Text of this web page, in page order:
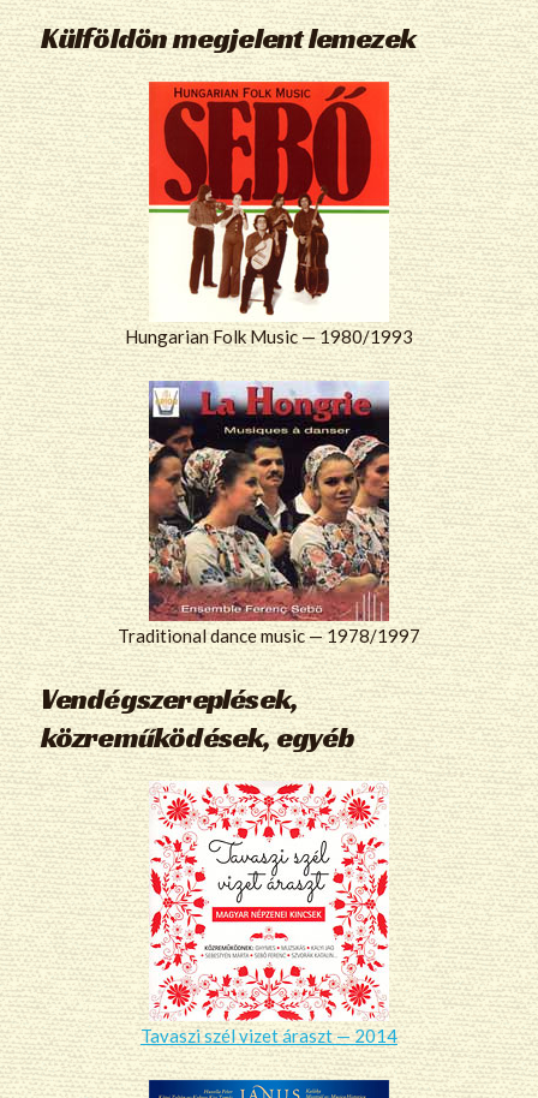
Külföldön megjelent lemezek
Hungarian Folk Music — 1980/1993
Traditional dance music — 1978/1997
Vendégszereplések,
közreműködések, egyéb
Tavaszi szél vizet áraszt — 2014